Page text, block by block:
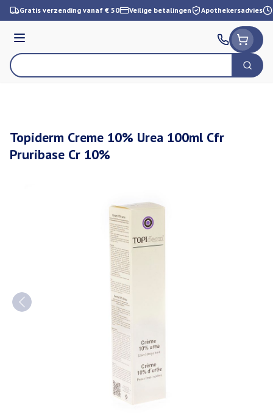
Ga naar de inhoud
Gratis verzending vanaf € 50 Veilige betalingen Apothekersadvies
Menu
Product, merk, categorie... Zoek
Topiderm Creme 10% Urea 100ml Cfr
Pruribase Cr 10%